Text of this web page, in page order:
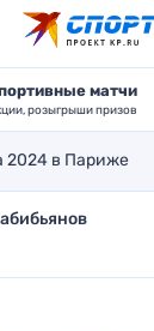
матчи
розыгрыши призов
2024 в Париже